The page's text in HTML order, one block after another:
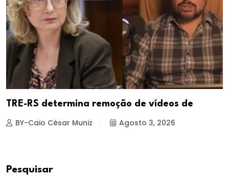
TRE-RS determina remoção de vídeos de
BY-Caio César Muniz Agosto 3, 2026
Pesquisar